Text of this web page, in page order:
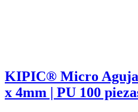
KIPIC® Micro
x 4mm | PU 100